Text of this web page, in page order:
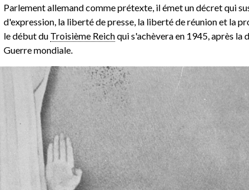
d
r
Parlement allemand comme prétexte, il émet un décret qui
d'expression, la liberté de presse, la liberté de réunion et la
le début du Troisième Reichqui s'achèvera en 1945, après la
Guerre mondiale.